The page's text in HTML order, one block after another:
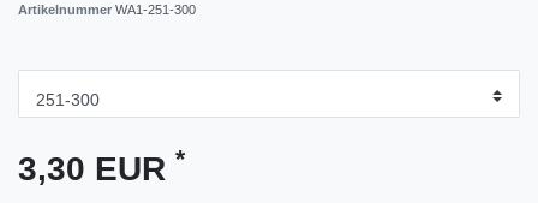
Artikelnummer WA1-251-300
3,30 EUR *